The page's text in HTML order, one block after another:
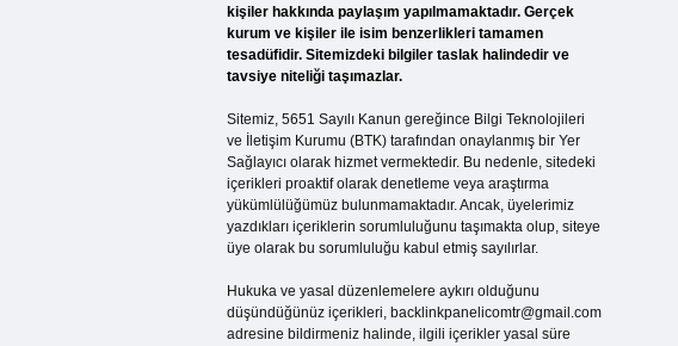
kişiler hakkında paylaşım yapılmamaktadır. Gerçek
kurum ve kişiler ile isim benzerlikleri tamamen
tesadüfidir. Sitemizdeki bilgiler taslak halindedir ve
tavsiye niteliği taşımazlar.
Sitemiz, 5651 Sayılı Kanun gereğince Bilgi Teknolojileri
ve İletişim Kurumu (BTK) tarafından onaylanmış bir Yer
Sağlayıcı olarak hizmet vermektedir. Bu nedenle, sitedeki
içerikleri proaktif olarak denetleme veya araştırma
yükümlülüğümüz bulunmamaktadır. Ancak, üyelerimiz
yazdıkları içeriklerin sorumluluğunu taşımakta olup, siteye
üye olarak bu sorumluluğu kabul etmiş sayılırlar.
Hukuka ve yasal düzenlemelere aykırı olduğunu
düşündüğünüz içerikleri, backlinkpanelicomtr@gmail.com
adresine bildirmeniz halinde, ilgili içerikler yasal süre